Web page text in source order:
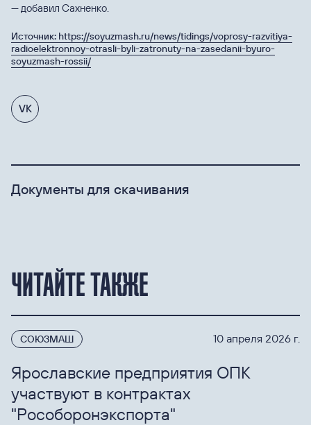
Источник: https://soyuzmash.ru/news/tidings/voprosy-razvitiya-
radioelektronnoy-otrasli-byli-zatronuty-na-zasedanii-byuro-
soyuzmash-rossii/
VK
— добавил Сахненко.
Документы для скачивания
ЧИТАЙТЕ ТАКЖЕ
10 апреля 2026 г.
СОЮЗМАШ
Ярославские предприятия ОПК
участвуют в контрактах
"Рособоронэкспорта"